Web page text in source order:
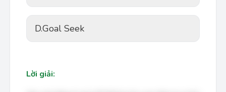
D.Goal Seek
Lời giải: